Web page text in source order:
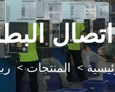
>المنتجات>